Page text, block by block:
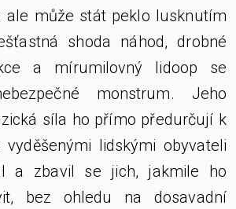
ale může stát peklo lusknutím
shoda náhod, drobné
a mírumilovný lidoop se
monstrum. Jeho
síla ho přímo předurčují k
lidskými obyvateli
a zbavil se jich, jakmile ho
bez ohledu na dosavadní